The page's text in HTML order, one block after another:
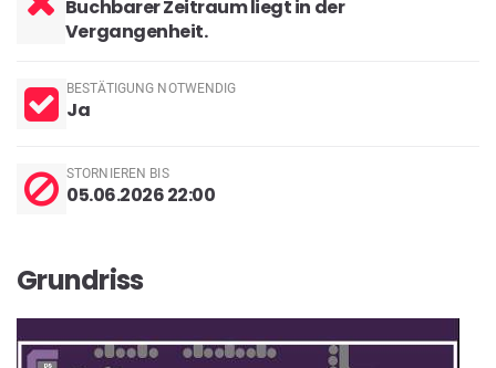
Buchbarer Zeitraum liegt in der
Vergangenheit.
BESTÄTIGUNG NOTWENDIG
Ja
STORNIEREN BIS
05.06.2026 22:00
Grundriss